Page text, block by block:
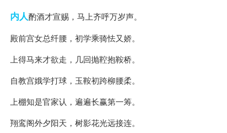
内人酌酒才宣赐，马上齐呼万岁声。
殿前宫女总纤腰，初学乘骑怯又娇。
上得马来才欲走，几回抛鞚抱鞍桥。
自教宫娥学打球，玉鞍初跨柳腰柔。
上棚知是官家认，遍遍长赢第一筹。
翔鸾阁外夕阳天，树影花光远接连。